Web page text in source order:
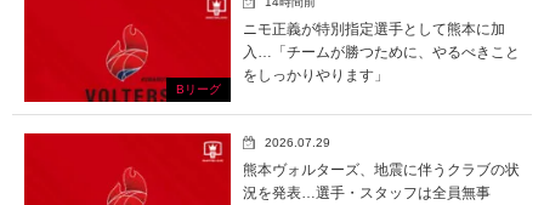
Bリーグ
ニモ正義が特別指定選手として熊本に加
入…「チームが勝つために、やるべきこと
をしっかりやります」
2026.07.29
熊本ヴォルターズ、地震に伴うクラブの状
況を発表…選手・スタッフは全員無事